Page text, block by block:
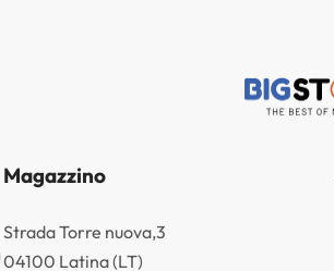
Magazzino
Strada Torre nuova,3
04100 Latina (LT)